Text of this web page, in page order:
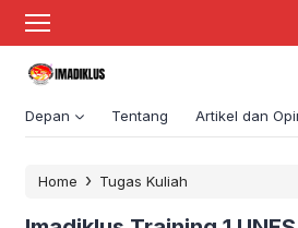
Depan Tentang Artikel dan
Home › Tugas Kuliah